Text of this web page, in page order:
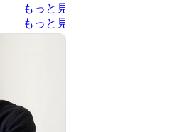
もっと見る
もっと見る